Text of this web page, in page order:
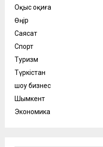
Оқыс оқиға
Өңір
Саясат
Спорт
Туризм
Түркістан
шоу бизнес
Шымкент
Экономика